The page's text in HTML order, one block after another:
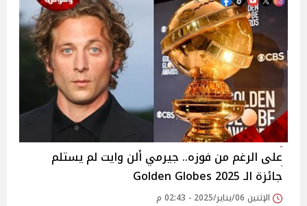
على الرغم من فوزه.. جيرمي ألن وايت لم يستلم
جائزة الـ 2025 Golden Globes
الإثنين 06/يناير/2025 - 02:43 م